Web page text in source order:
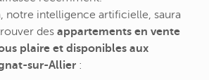
notre intelligence artificielle, saura
des appartements en vente
plaire et disponibles aux
sur-Allier :